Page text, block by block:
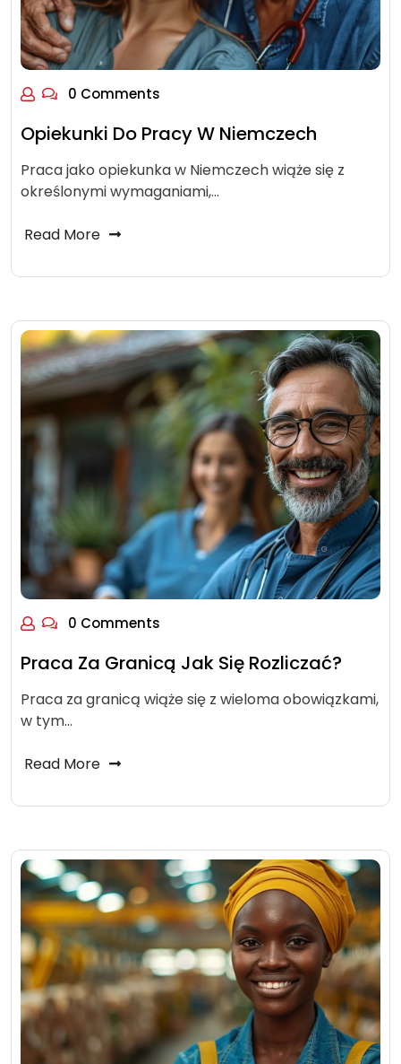
0 Comments
Opiekunki Do Pracy W Niemczech
Praca jako opiekunka w Niemczech wiąże się z
określonymi wymaganiami,…
Read More
0 Comments
Praca Za Granicą Jak Się Rozliczać?
Praca za granicą wiąże się z wieloma obowiązkami,
w tym…
Read More